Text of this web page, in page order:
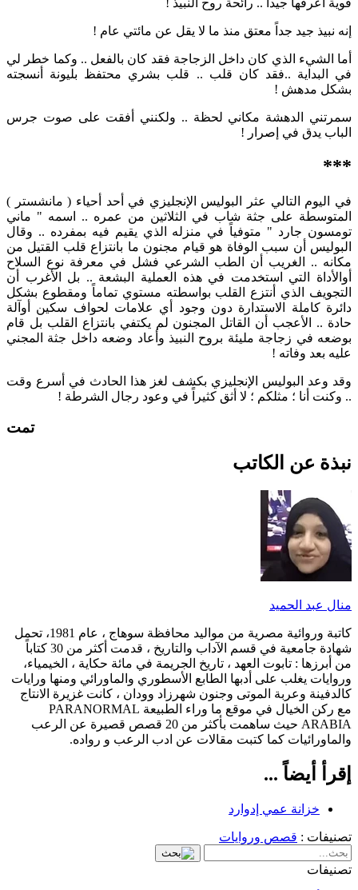
قوية أعرفها جيداً .. رائحة روح النبيذ !
إنه نبيذ جيد جداً معتق منذ ما لا يقل عن مائتي عام !
أما الشيء الذي كان داخل الزجاجة فقد كان بالفعل .. وكما خطر لي
في البداية ..فقد كان قلب .. قلب بشري محتفظ بليونة أنسجته
بشكل مدهش !
سمرتني الدهشة مكاني لحظة .. ولكنني أفقت على صوت جرس
الباب يدق في إصرار !
***
في اليوم التالي عثر البوليس الإنجليزي في أحد أحياء ( مانشستر )
المتوسطة على جثة شاب في الثلاثين من عمره .. اسمه " ماني
تومسون جارد " متوفياً في منزله الذي يقيم فيه بمفرده .. وقال
البوليس أن سبب الوفاة هو قيام مجنون ما بانتزاع قلب القتيل من
مكانه .. الغريب أن الطب الشرعي فشل في معرفة نوع السلاح
أوالأداة التي استخدمت في هذه العملية البشعة .. بل الأغرب أن
التجويف الذي أنتزع القلب بواسطته مستوي تماماً ومقطوع بشكل
دائرة كاملة الاستدارة دون وجود أي علامات لحواف سكين أوآلة
حادة .. الأعجب أن القاتل المجنون لم يكتفي بانتزاع القلب بل قام
بوضعه في زجاجة مليئة بروح النبيذ وأعاد وضعه داخل جثة المجني
عليه بعد وفاته !
وقد وعد البوليس الإنجليزي بكشف لغز هذا الحادث في أسرع وقت
.. وكنت أنا ؛ مثلكم ؛ لا أثق كثيراً في وعود رجال الشرطة !
تمت
نبذة عن الكاتب
منال عبد الحميد
كاتبة وروائية مصرية من مواليد محافظة سوهاج ، عام 1981، تحمل
شهادة جامعية في قسم الآداب والتاريخ ، قدمت أكثر من 30 كتاباً
من أبرزها : تابوت العهد ، تاريخ الجريمة في مائة حكاية ، الخيمياء،
وروايات يغلب على أدبها الطابع الأسطوري والماورائي ومنها ورايات
كالدفينة وعربة الموتى وجنون شهرزاد وودان ، كانت غزيرة الانتاج
مع ركن الخيال في موقع ما وراء الطبيعة PARANORMAL
ARABIA حيث ساهمت بأكثر من 20 قصص قصيرة عن الرعب
والماورائيات كما كتبت مقالات عن ادب الرعب و رواده.
إقرأ أيضاً ...
خزانة عمي إدوارد
تصنيفات : قصص وروايات
تصنيفات